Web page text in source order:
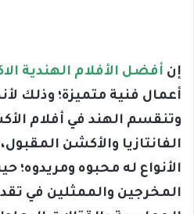
إن أفضل الأفلام الهندية
أعمال فنية متميزة؛ وذلك
وتنقسم الهند في أفلام
الفانتازيا والأكشن
الأنواع له محبوه ومريدوه؛
المخرجين والممثلين في